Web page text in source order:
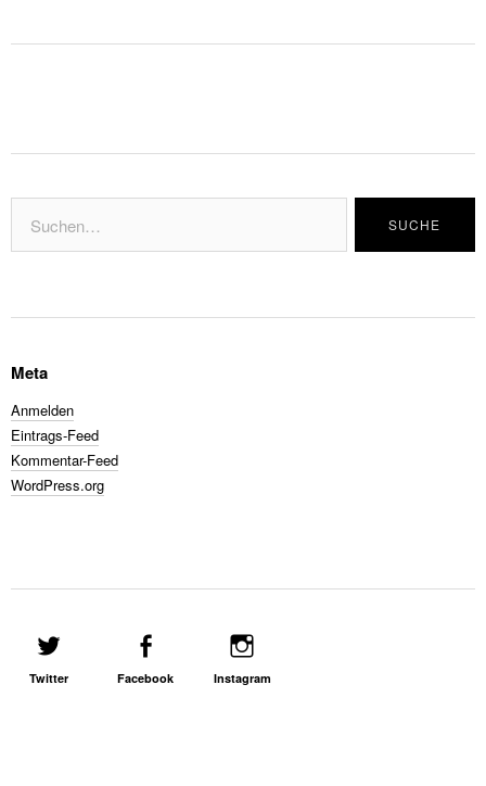
Meta
Anmelden
Eintrags-Feed
Kommentar-Feed
WordPress.org
Twitter Facebook Instagram